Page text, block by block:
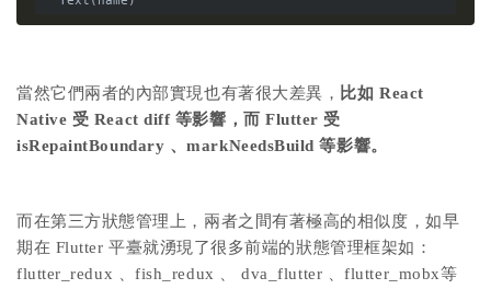
當然它們兩者的內部實現也有著很大差異， 比如 React
Native 受 React diff 等影響，而 Flutter 受
isRepaintBoundary 、markNeedsBuild 等影響。
而在第三方狀態管理上，兩者之間有著極高的相似度，如早
期在 Flutter 平臺就湧現了很多前端的狀態管理框架如：
flutter_redux 、fish_redux 、 dva_flutter 、flutter_mobx等